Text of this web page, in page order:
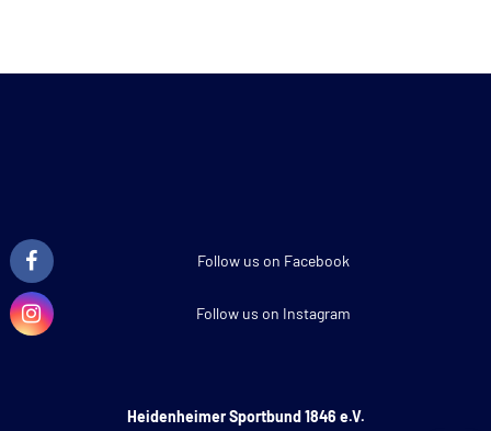
Follow us on Facebook
Follow us on Instagram
Heidenheimer Sportbund 1846 e.V.